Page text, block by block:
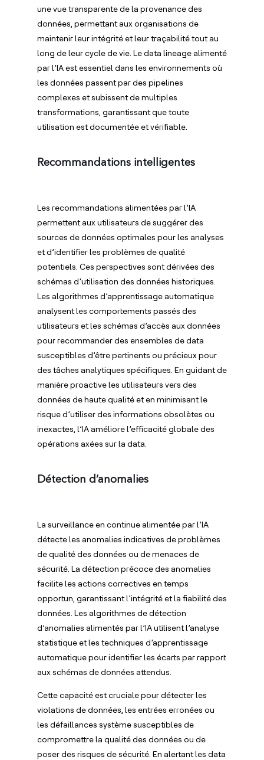
une vue transparente de la provenance des
données, permettant aux organisations de
maintenir leur intégrité et leur traçabilité tout au
long de leur cycle de vie. Le data lineage alimenté
par l’IA est essentiel dans les environnements où
les données passent par des pipelines
complexes et subissent de multiples
transformations, garantissant que toute
utilisation est documentée et vérifiable.
Recommandations intelligentes
Les recommandations alimentées par l’IA
permettent aux utilisateurs de suggérer des
sources de données optimales pour les analyses
et d’identifier les problèmes de qualité
potentiels. Ces perspectives sont dérivées des
schémas d’utilisation des données historiques.
Les algorithmes d’apprentissage automatique
analysent les comportements passés des
utilisateurs et les schémas d’accès aux données
pour recommander des ensembles de data
susceptibles d’être pertinents ou précieux pour
des tâches analytiques spécifiques. En guidant de
manière proactive les utilisateurs vers des
données de haute qualité et en minimisant le
risque d’utiliser des informations obsolètes ou
inexactes, l’IA améliore l’efficacité globale des
opérations axées sur la data.
Détection d’anomalies
La surveillance en continue alimentée par l’IA
détecte les anomalies indicatives de problèmes
de qualité des données ou de menaces de
sécurité. La détection précoce des anomalies
facilite les actions correctives en temps
opportun, garantissant l’intégrité et la fiabilité des
données. Les algorithmes de détection
d’anomalies alimentés par l’IA utilisent l’analyse
statistique et les techniques d’apprentissage
automatique pour identifier les écarts par rapport
aux schémas de données attendus.
Cette capacité est cruciale pour détecter les
violations de données, les entrées erronées ou
les défaillances système susceptibles de
compromettre la qualité des données ou de
poser des risques de sécurité. En alertant les data